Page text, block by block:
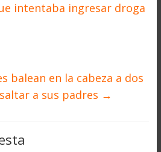
intentaba ingresar droga
balean en la cabeza a dos
a sus padres →